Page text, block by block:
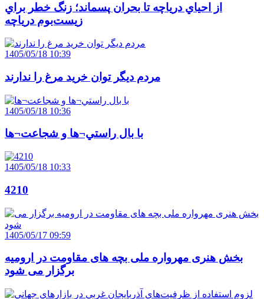
از احياي درياچه تا بحران پسماند؛ زنگ خطر براي
زيست‌بوم درياچه
1405/05/18 10:39
مردم ديگر توان خريد مرغ را ندارند
1405/05/18 10:36
با بال راستي¬ها و شجاعت¬ها
1405/05/18 10:33
4210
1405/05/17 09:59
بخش هنری مهرواره ملی بچه های مقاومت در ارومیه
برگزار می شود